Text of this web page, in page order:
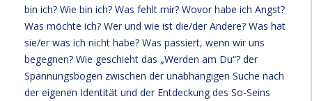
bin ich? Wie bin ich? Was fehlt mir? Wovor habe ich Angst?
Was möchte ich? Wer und wie ist die/der Andere? Was hat
sie/er was ich nicht habe? Was passiert, wenn wir uns
begegnen? Wie geschieht das „Werden am Du“? der
Spannungsbogen zwischen der unabhängigen Suche nach
der eigenen Identität und der Entdeckung des So-Seins